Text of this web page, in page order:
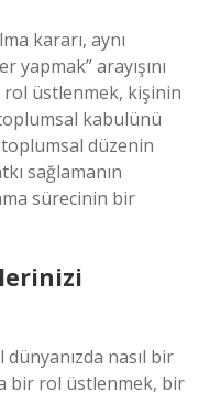
kararı, aynı
yapmak” arayışını
rol üstlenmek, kişinin
kabulünü
toplumsal düzenin
sağlamanın
sürecinin bir
dünyanızda nasıl bir
bir rol üstlenmek, bir